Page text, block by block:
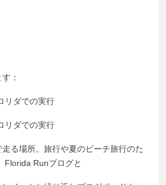
：
リダでの実行
リダでの実行
る場所。旅行や夏のビーチ旅行のた
Florida Runブログと